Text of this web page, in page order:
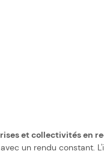
et collectivités en
un rendu